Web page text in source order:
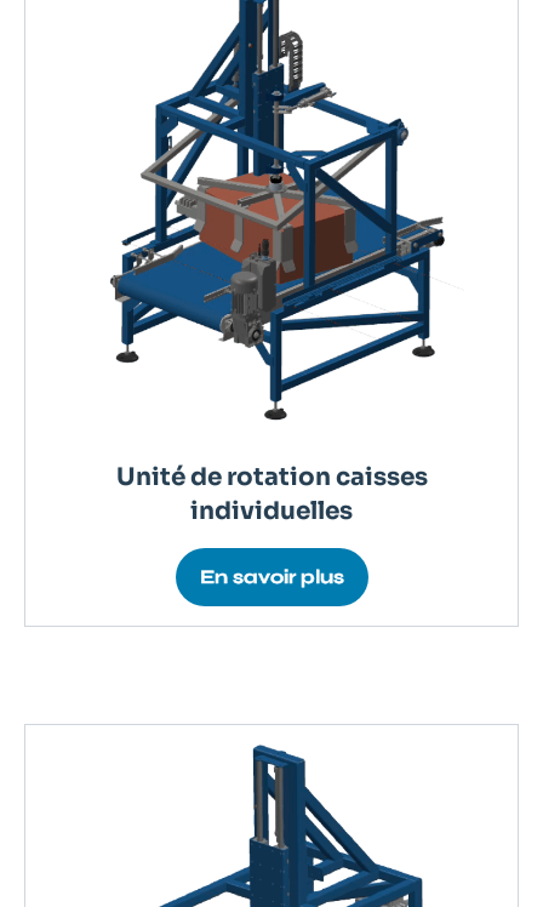
Unité de rotation caisses
individuelles
En savoir plus